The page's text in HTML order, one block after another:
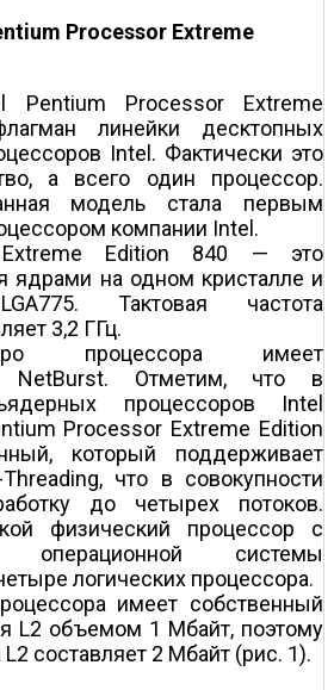
Processor Extreme
Pentium Processor Extreme
линейки десктопных
Intel. Фактически это
а всего один процессор.
модель стала первым
компании Intel.
Edition 840 — это
ядрами на одном кристалле и
Тактовая частота
3,2 ГГц.
процессора имеет
NetBurst. Отметим, что в
процессоров Intel
Processor Extreme Edition
который поддерживает
что в совокупности
до четырех потоков.
физический процессор с
системы
логических процессора.
имеет собственный
L2 объемом 1 Мбайт, поэтому
составляет 2 Мбайт (рис. 1).